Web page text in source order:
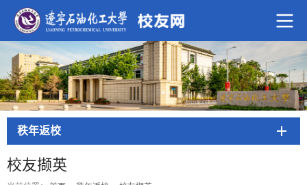
秩年返校
校友撷英